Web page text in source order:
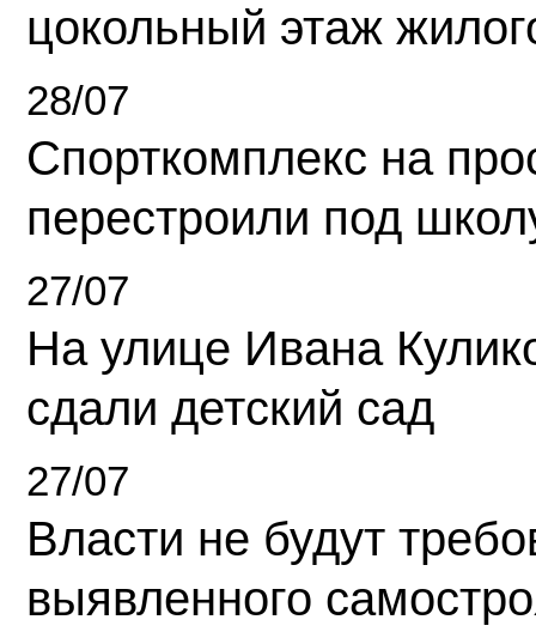
цокольный этаж
28/07
Спорткомплекс на
перестроили под
27/07
На улице Ивана
сдали детский сад
27/07
Власти не будут
выявленного